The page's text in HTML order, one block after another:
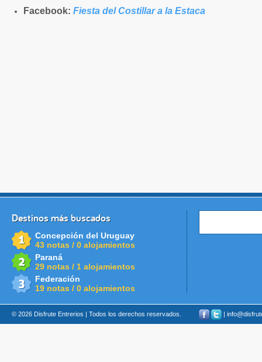
Facebook: Fiesta del Costillar a la Estaca
Destinos más buscados
Concepción del Uruguay
43 notas / 0 alojamientos
Paraná
29 notas / 1 alojamientos
Federación
19 notas / 0 alojamientos
© 2026 Disfrute Entrerios | Todos los derechos reservados. |